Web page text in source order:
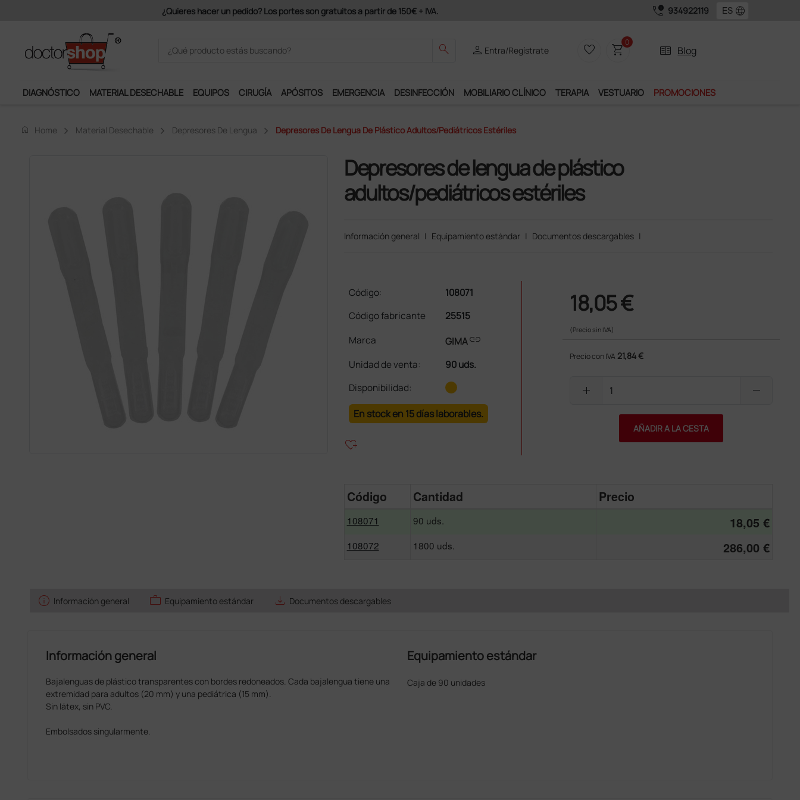
Únete al programa Ds Plus y podrás disfrutar de muchos servicios exclusivos. call_quality 934922119 language
search person Entra/Regístrate favorite_border shopping_cart0
two_pager Blog
DIAGNÓSTICO MATERIAL DESECHABLE EQUIPOS CIRUGÍA APÓSITOS EMERGENCIA DESINFECCIÓN MOBILIARIO CLÍNICO TERAPIA VESTUARIO PROMOCIONES
home Home Material Desechable Depresores De Lengua Depresores De Lengua De Plástico Adultos/pediátricos Estériles
Depresores de lengua de plástico
adultos/pediátricos estériles
Información general | Equipamiento estándar | Documentos descargables |
Código:
108071
Código fabricante
25515
Marca
GIMAlink
Unidad de venta:
90 uds.
Disponibilidad:
En stock en 15 días laborables.
heart_plus
18,05 €
(Precio sin IVA)
Precio con IVA 21,84 €
add remove
AÑADIR A LA CESTA
Código Cantidad Precio
108071 90 uds. 18,05 €
108072 1800 uds. 286,00 €
info Información general work Equipamiento estándar save_alt Documentos descargables
Información general
Bajalenguas de plástico transparentes con bordes redoneados. Cada bajalengua tiene una
extremidad para adultos (20 mm) y una pediátrica (15 mm).
Sin látex, sin PVC.
Embolsados singularmente.
Equipamiento estándar
Caja de 90 unidades